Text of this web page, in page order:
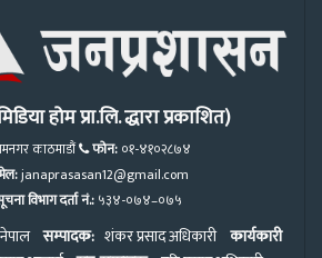
होम प्रा.लि. द्धारा प्रकाशित)
काठमाडौं फोन: ०१-४१०२८७४
janaprasasan12@gmail.com
विभाग दर्ता नं.:५३४-०७४–०७५
सम्पादक: शंकर प्रसाद अधिकारी कार्यकारी